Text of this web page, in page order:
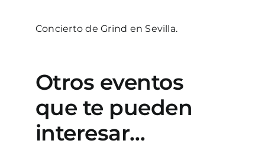
Concierto de Grind en Sevilla.
Otros eventos
que te pueden
interesar…